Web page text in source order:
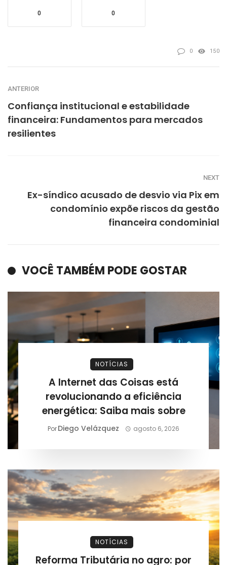
0 0
0 150
ANTERIOR
Confiança institucional e estabilidade
financeira: Fundamentos para mercados
resilientes
NEXT
Ex-síndico acusado de desvio via Pix em
condomínio expõe riscos da gestão
financeira condominial
VOCÊ TAMBÉM PODE GOSTAR
NOTÍCIAS
A Internet das Coisas está
revolucionando a eficiência
energética: Saiba mais sobre
PorDiego Velázquez agosto 6, 2026
NOTÍCIAS
Reforma Tributária no agro: por